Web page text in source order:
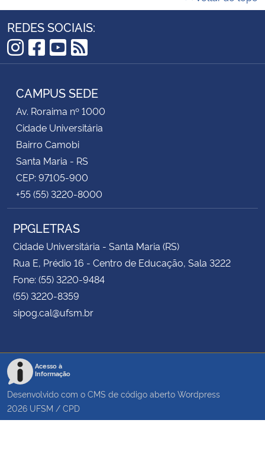
REDES SOCIAIS:
Instagram
Facebook
YouTube
RSS
CAMPUS SEDE
Av. Roraima nº 1000
Cidade Universitária
Bairro Camobi
Santa Maria - RS
CEP: 97105-900
+55 (55) 3220-8000
PPGLETRAS
Cidade Universitária - Santa Maria (RS)
Rua E, Prédio 16 - Centro de Educação, Sala 3222
Fone: (55) 3220-9484
(55) 3220-8359
sipog.cal@ufsm.br
Acesso à
Informação
Desenvolvido com o CMS de código aberto Wordpress
2026 UFSM / CPD